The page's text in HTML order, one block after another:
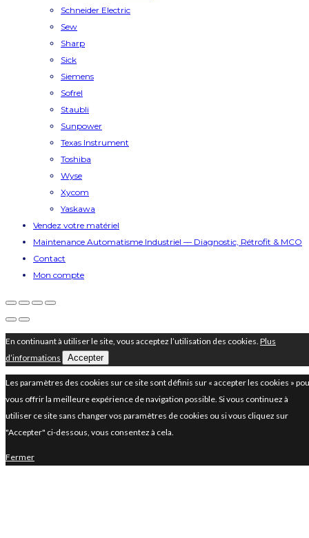
Schneider Electric
Sew
Sharp
Sick
Siemens
Sofrel
Staubli
Sunpower
Texas Instrument
Toshiba
Wyse
Xycom
Yaskawa
Vendez votre matériel
Maintenance Automatisme Industriel — Diagnostic, Rétrofit & MCO
Contact
Mon compte
En continuant à utiliser le site, vous acceptez l’utilisation des cookies. Plus
d’informations
Accepter
Les paramètres des cookies sur ce site sont définis sur « accepter les cookies »
vous offrir la meilleure expérience de navigation possible. Si vous continuez à
utiliser ce site sans changer vos paramètres de cookies ou si vous cliquez sur
"Accepter" ci-dessous, vous consentez à cela.
Fermer